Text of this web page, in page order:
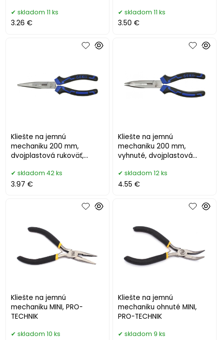
skladom 11 ks
3.26 €
skladom 11 ks
3.50 €
Kliešte na jemnú
mechaniku 200 mm,
dvojplastová rukoväť,
skladom 42 ks
3.97 €
Kliešte na jemnú
mechaniku 200 mm,
vyhnuté, dvojplastová
skladom 12 ks
4.55 €
Kliešte na jemnú
mechaniku MINI, PRO-
TECHNIK
skladom 10 ks
Kliešte na jemnú
mechaniku ohnuté MINI,
PRO-TECHNIK
skladom 9 ks